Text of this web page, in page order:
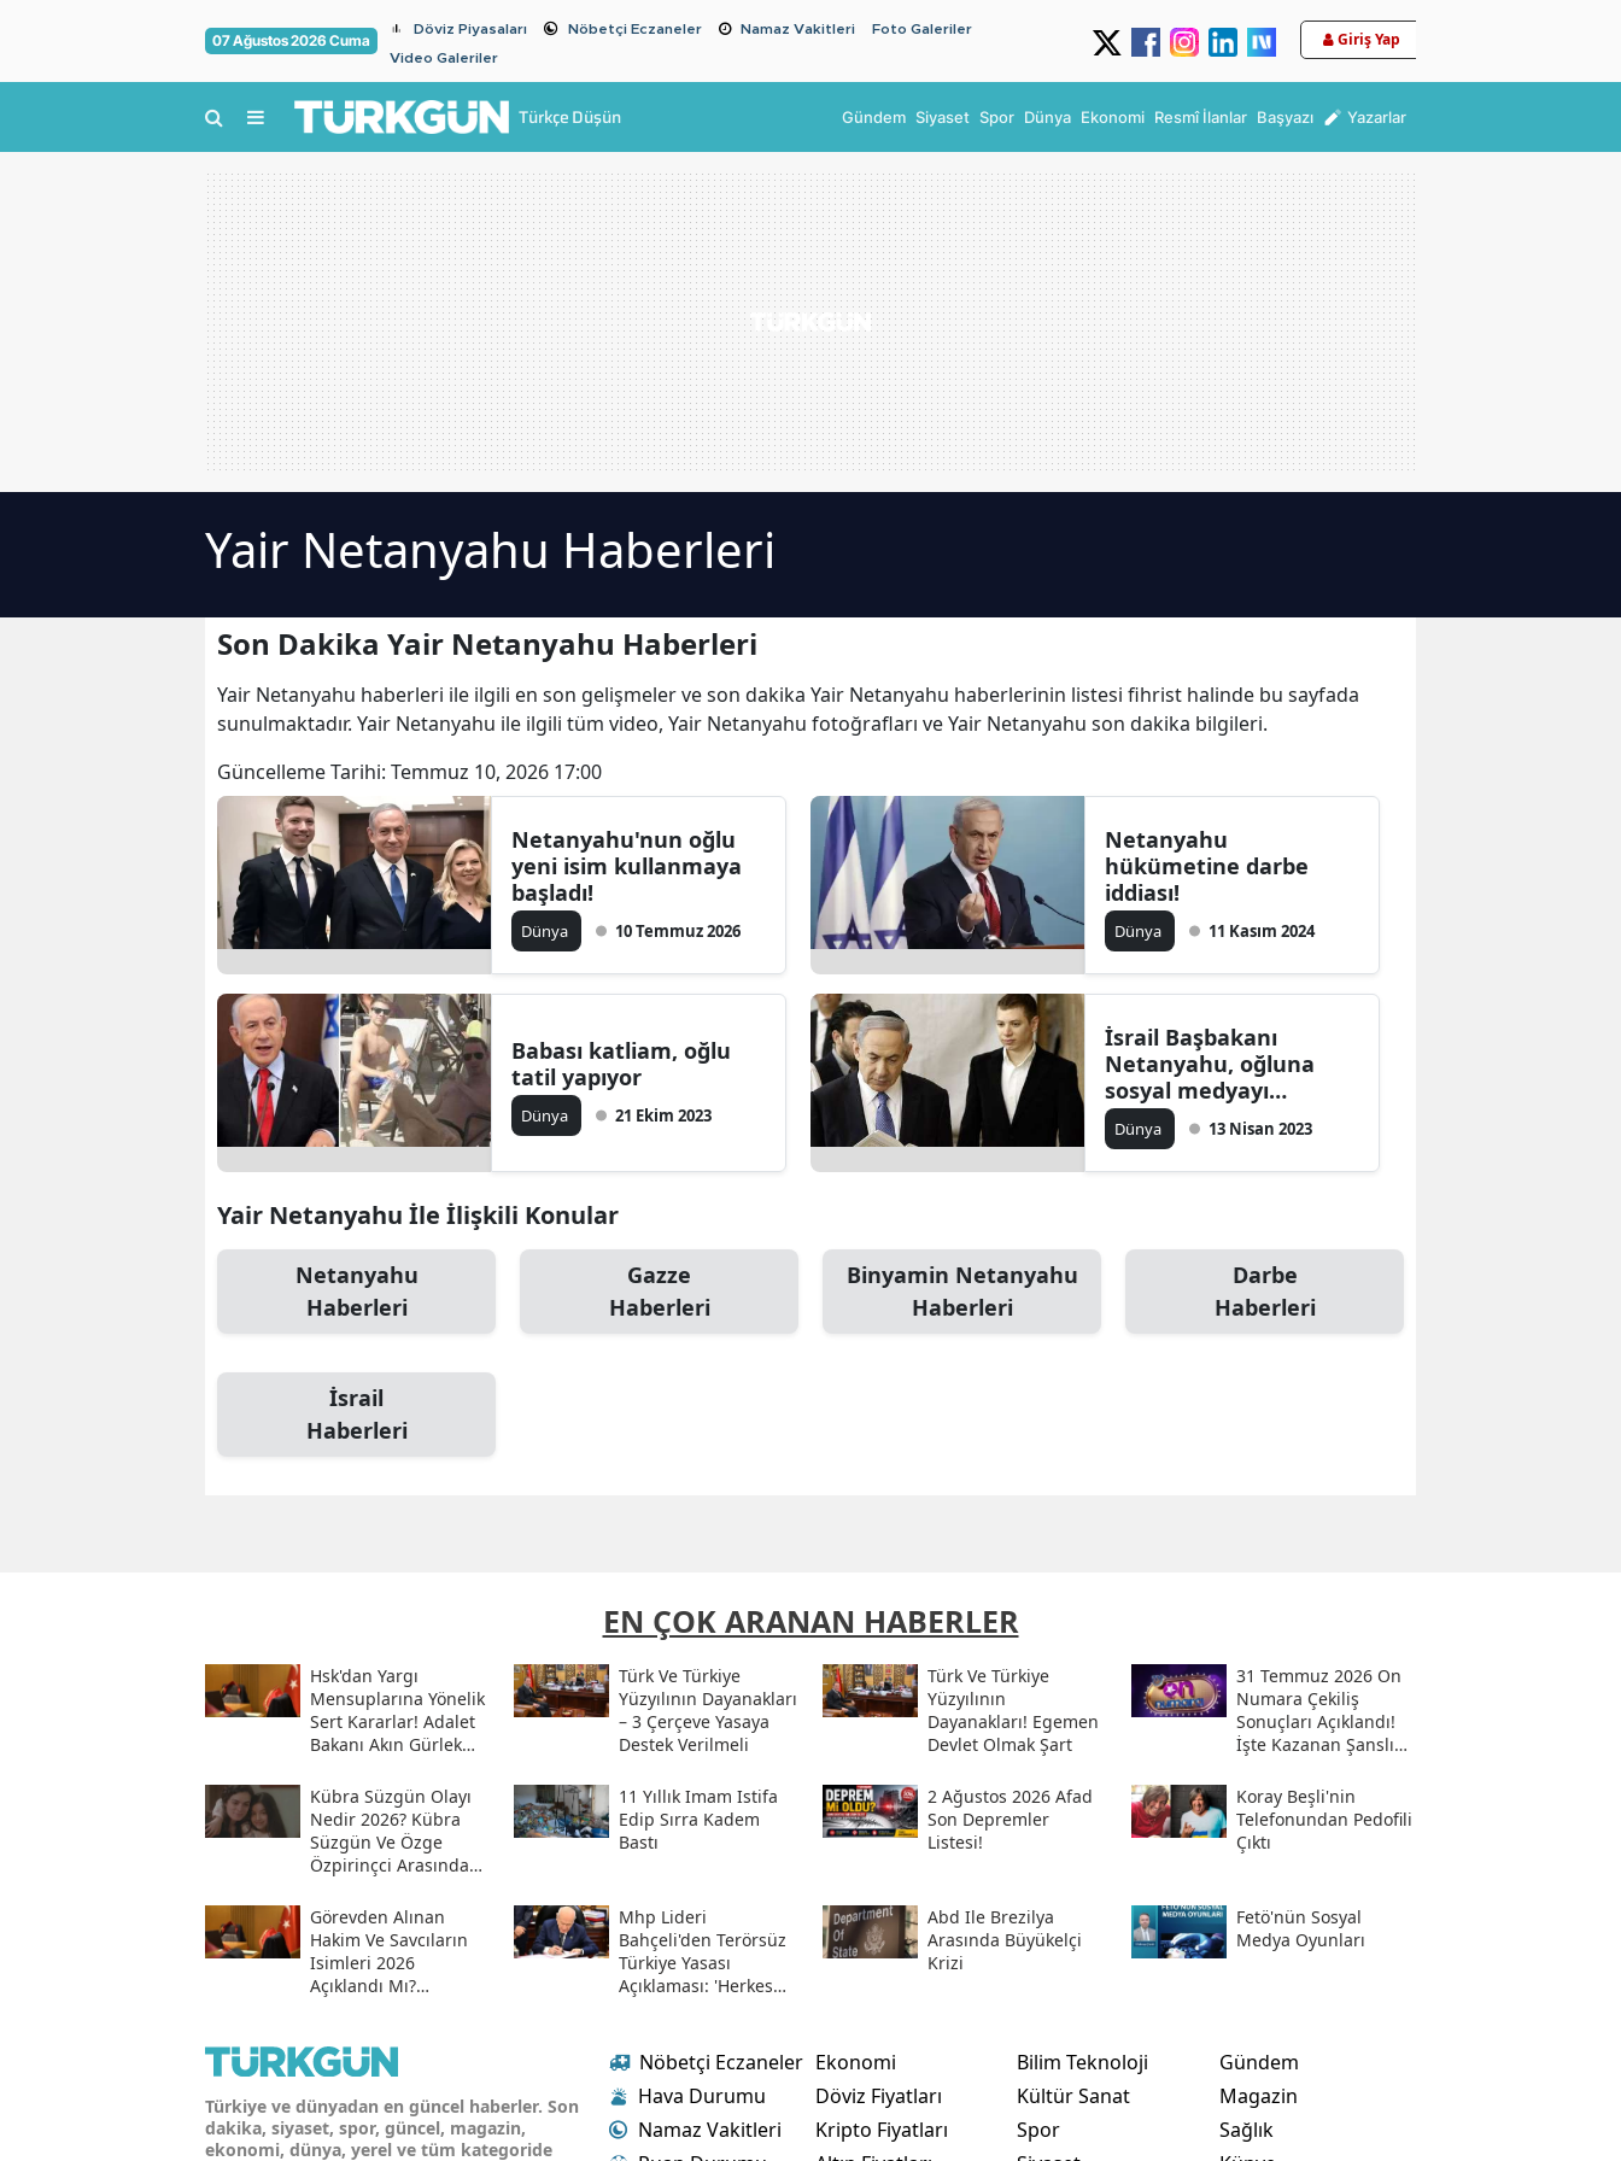
07 Ağustos 2026 Cuma
Döviz Piyasaları Nöbetçi Eczaneler Namaz Vakitleri
Foto Galeriler
Video Galeriler
Giriş Yap
Türkçe Düşün Gündem Siyaset Spor Dünya Ekonomi Resmî İlanlar Başyazı Yazarlar
Yair Netanyahu Haberleri
Son Dakika Yair Netanyahu Haberleri
Yair Netanyahu haberleri ile ilgili en son gelişmeler ve son dakika Yair Netanyahu haberlerinin listesi fihrist halinde bu sayfada
sunulmaktadır. Yair Netanyahu ile ilgili tüm video, Yair Netanyahu fotoğrafları ve Yair Netanyahu son dakika bilgileri.
Güncelleme Tarihi: Temmuz 10, 2026 17:00
Netanyahu'nun oğlu
yeni isim kullanmaya
başladı!
Dünya 10 Temmuz 2026
Netanyahu
hükümetine darbe
iddiası!
Dünya 11 Kasım 2024
Babası katliam, oğlu
tatil yapıyor
Dünya 21 Ekim 2023
İsrail Başbakanı
Netanyahu, oğluna
sosyal medyayı
yasakladı
Dünya 13 Nisan 2023
Yair Netanyahu İle İlişkili Konular
Netanyahu
Haberleri
Gazze
Haberleri
Binyamin Netanyahu
Haberleri
Darbe
Haberleri
İsrail
Haberleri
EN ÇOK ARANAN HABERLER
Hsk'dan Yargı
Mensuplarına Yönelik
Sert Kararlar! Adalet
Bakanı Akın Gürlek
Hesabından Açıkladı
Türk Ve Türkiye
Yüzyılının Dayanakları
– 3 Çerçeve Yasaya
Destek Verilmeli
Türk Ve Türkiye
Yüzyılının
Dayanakları! Egemen
Devlet Olmak Şart
31 Temmuz 2026 On
Numara Çekiliş
Sonuçları Açıklandı!
İşte Kazanan Şanslı
Sorgulama Ekranı
Kübra Süzgün Olayı
Nedir 2026? Kübra
Süzgün Ve Özge
Özpirinçci Arasında
11 Yıllık Imam Istifa
Edip Sırra Kadem
Bastı
2 Ağustos 2026 Afad
Son Depremler
Listesi!
Koray Beşli'nin
Telefonundan Pedofili
Çıktı
Görevden Alınan
Hakim Ve Savcıların
Isimleri 2026
Açıklandı Mı?
Savcılar Isim Listesi
Mhp Lideri
Bahçeli'den Terörsüz
Türkiye Yasası
Açıklaması: 'herkes
Abd Ile Brezilya
Arasında Büyükelçi
Krizi
Fetö'nün Sosyal
Medya Oyunları
Türkiye ve dünyadan en güncel haberler. Son
dakika, siyaset, spor, güncel, magazin,
ekonomi, dünya, yerel ve tüm kategoride
Nöbetçi Eczaneler
Hava Durumu
Namaz Vakitleri
Ekonomi
Döviz Fiyatları
Kripto Fiyatları
Bilim Teknoloji
Kültür Sanat
Spor
Gündem
Magazin
Sağlık